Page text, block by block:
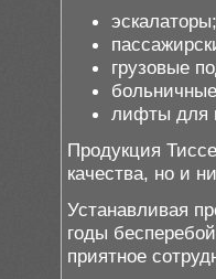
эскалаторы;
грузовые
лифты для
Продукция
качества, но и
Устанавливая
годы
приятное